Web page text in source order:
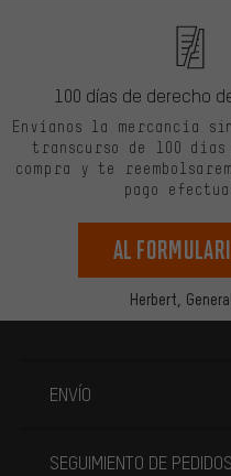
Herbert,
100 días de derecho
Envíanos la mercancía
transcurso de 100 días
compra y te
pago
Al
ENVÍO
SEGUIMIENTO DE PEDIDOS